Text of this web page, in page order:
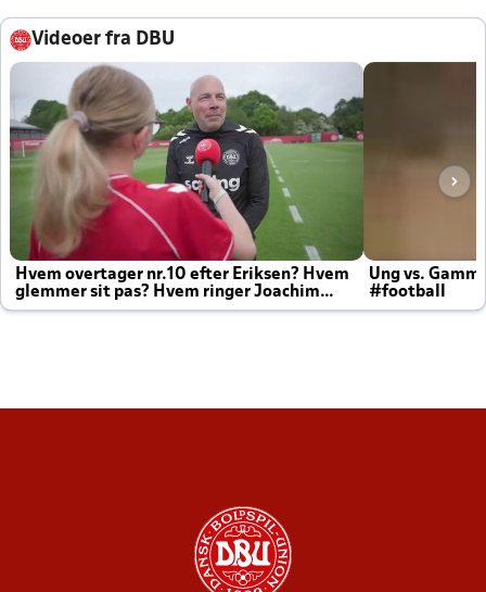
Videoer fra DBU
Hvem overtager nr.10 efter Eriksen? Hvem
glemmer sit pas? Hvem ringer Joachim
altid til efter kampe?
Ung vs.
#football